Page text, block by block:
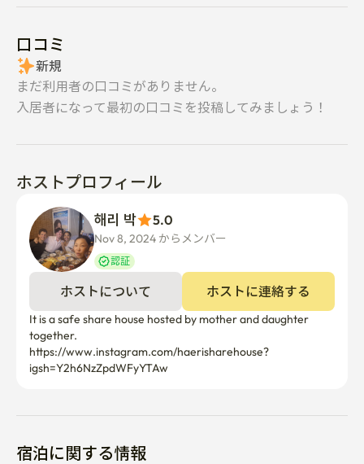
口コミ
新規
まだ利用者の口コミがありません。
入居者になって最初の口コミを投稿してみましょう！
ホストプロフィール
해리 박 5.0
Nov 8, 2024 からメンバー
認証
ホストについて ホストに連絡する
It is a safe share house hosted by mother and daughter
together.
https://www.instagram.com/haerisharehouse?
igsh=Y2h6NzZpdWFyYTAw
宿泊に関する情報